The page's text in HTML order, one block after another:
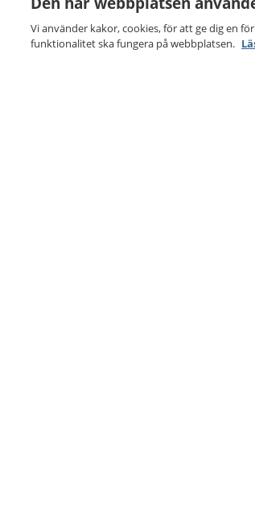
Vi använder kakor, cookies, för att ge dig en
funktionalitet ska fungera på webbplatsen.